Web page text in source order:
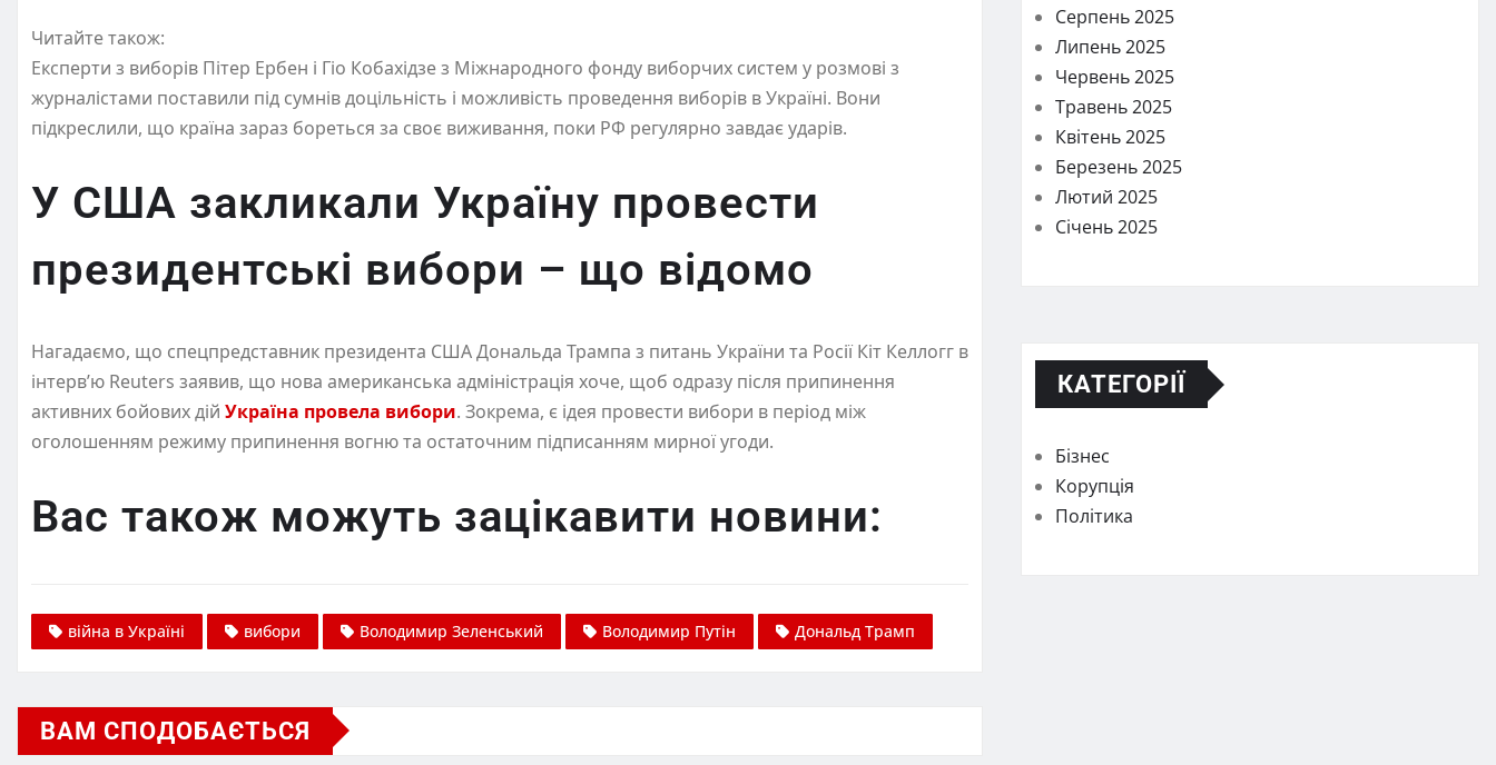
Читайте також:
Експерти з виборів Пітер Ербен і Гіо Кобахідзе з Міжнародного фонду виборчих систем у розмові з
журналістами поставили під сумнів доцільність і можливість проведення виборів в Україні. Вони
підкреслили, що країна зараз бореться за своє виживання, поки РФ регулярно завдає ударів.
У США закликали Україну провести
президентські вибори – що відомо
Нагадаємо, що спецпредставник президента США Дональда Трампа з питань України та Росії Кіт Келлогг в
інтерв’ю Reuters заявив, що нова американська адміністрація хоче, щоб одразу після припинення
активних бойових дій Україна провела вибори. Зокрема, є ідея провести вибори в період між
оголошенням режиму припинення вогню та остаточним підписанням мирної угоди.
Вас також можуть зацікавити новини:
війна в Україні вибори Володимир Зеленський Володимир Путін Дональд Трамп
ВАМ СПОДОБАЄТЬСЯ
Серпень 2025
Липень 2025
Червень 2025
Травень 2025
Квітень 2025
Березень 2025
Лютий 2025
Січень 2025
КАТЕГОРІЇ
Бізнес
Корупція
Політика